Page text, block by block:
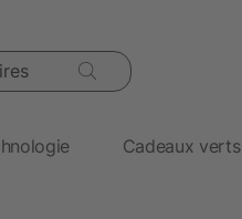
Cadeaux verts